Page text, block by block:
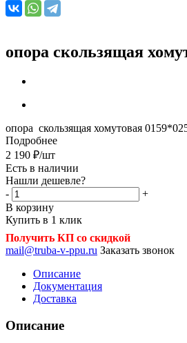
опора скользящая
опора скользящая хомутовая
Подробнее
2 190 ₽/шт
Есть в наличии
Нашли дешевле?
-
+
В корзину
Купить в 1 клик
Получить КП со скидкой
mail@truba-v-ppu.ru Заказать звонок
Описание
Документация
Доставка
Описание